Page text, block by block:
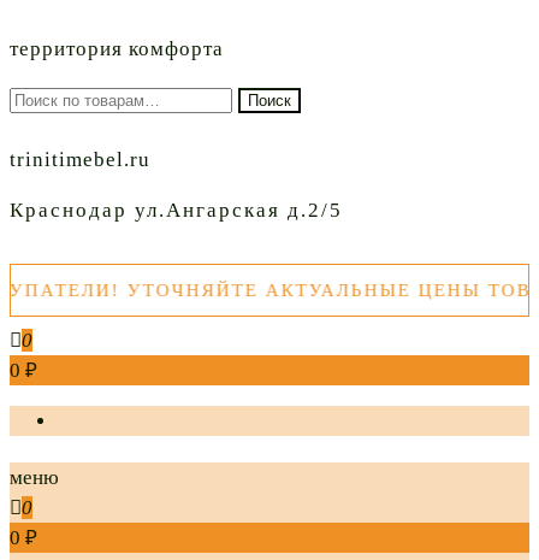
территория комфорта
Искать: Поиск
trinitimebel.ru
Краснодар ул.Ангарская д.2/5
УТОЧНЯЙТЕ АКТУАЛЬНЫЕ ЦЕНЫ ТОВАРОВ
0
0 ₽
меню
0
0 ₽